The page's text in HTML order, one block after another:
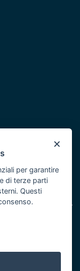
2014/2020 -
×
per garantire
di terze parti
Questi